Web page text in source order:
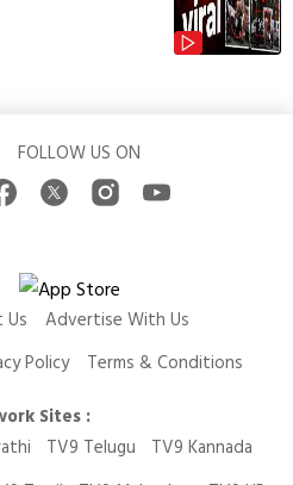
FOLLOW US ON
Advertise With Us
Policy
Terms & Conditions
Sites :
TV9 Telugu
TV9 Kannada